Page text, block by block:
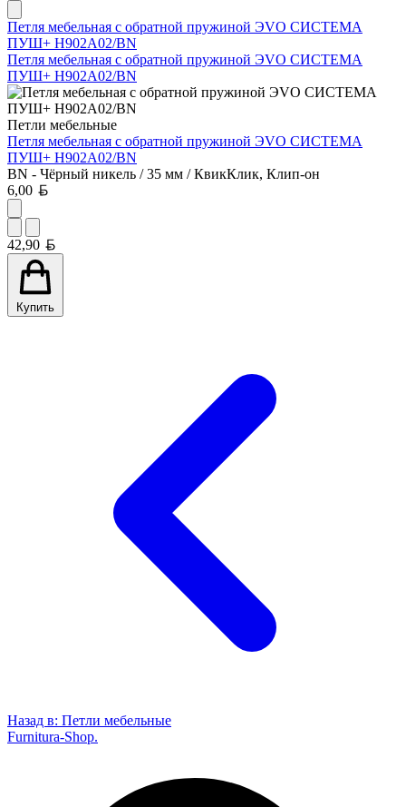
Петля мебельная с обратной пружиной ЭVO СИСТЕМА
ПУШ+ H902A02/BN
Петля мебельная с обратной пружиной ЭVO СИСТЕМА
ПУШ+ H902A02/BN
Петли мебельные
Петля мебельная с обратной пружиной ЭVO СИСТЕМА
ПУШ+ H902A02/BN
BN - Чёрный никель / 35 мм / КвикКлик, Клип-он
6,00
42,90
Купить
Назад в: Петли мебельные
Furnitura-Shop.